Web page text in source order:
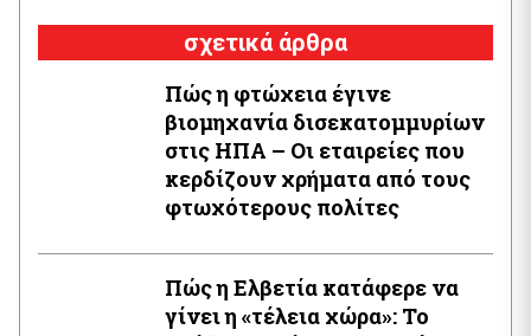
σχετικά άρθρα
Πώς η φτώχεια έγινε
βιομηχανία δισεκατομμυρίων
στις ΗΠΑ – Οι εταιρείες που
κερδίζουν χρήματα από τους
φτωχότερους πολίτες
Πώς η Ελβετία κατάφερε να
γίνει η «τέλεια χώρα»: Το